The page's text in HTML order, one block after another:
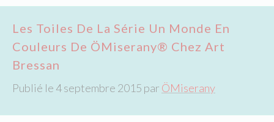
Les Toiles De La Série Un Monde En
Couleurs De ÖMiserany® Chez Art
Bressan
Publié le 4 septembre 2015 par ÖMiserany